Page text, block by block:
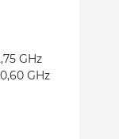
GHz
GHz